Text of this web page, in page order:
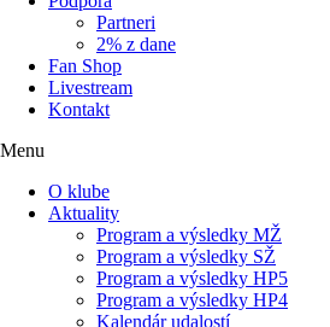
Partneri
2% z dane
Fan Shop
Livestream
Kontakt
Menu
O klube
Aktuality
Program a výsledky MŽ
Program a výsledky SŽ
Program a výsledky HP5
Program a výsledky HP4
Kalendár udalostí